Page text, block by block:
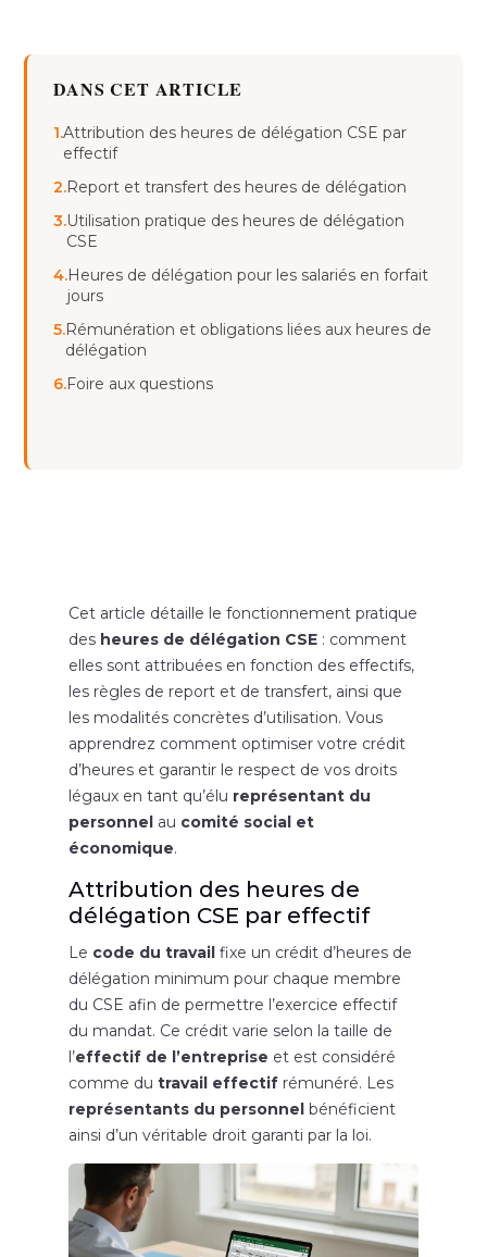
DANS CET ARTICLE
1.Attribution des heures de délégation CSE par
effectif
2.Report et transfert des heures de délégation
3.Utilisation pratique des heures de délégation
CSE
4.Heures de délégation pour les salariés en forfait
jours
5.Rémunération et obligations liées aux heures de
délégation
6.Foire aux questions
Cet article détaille le fonctionnement pratique
des heures de délégation CSE: comment
elles sont attribuées en fonction des effectifs,
les règles de report et de transfert, ainsi que
les modalités concrètes d’utilisation. Vous
apprendrez comment optimiser votre crédit
d’heures et garantir le respect de vos droits
légaux en tant qu’élu représentant du
personnelau comité social et
économique.
Attribution des heures de
délégation CSE par effectif
Le code du travailfixe un crédit d’heures de
délégation minimum pour chaque membre
du CSE afin de permettre l’exercice effectif
du mandat. Ce crédit varie selon la taille de
l’effectif de l’entreprise et est considéré
comme du travail effectifrémunéré. Les
représentants du personnelbénéficient
ainsi d’un véritable droit garanti par la loi.